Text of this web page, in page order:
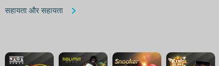
सहायता और सहायता